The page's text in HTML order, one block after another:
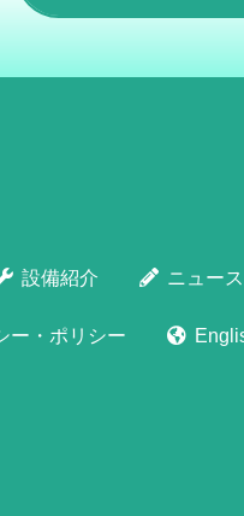
設備紹介 ニュース
ー・ポリシー